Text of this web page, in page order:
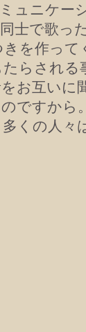
ュニケー
士で歌っ
を作って
らされる
お互いに
ですから
くの人々